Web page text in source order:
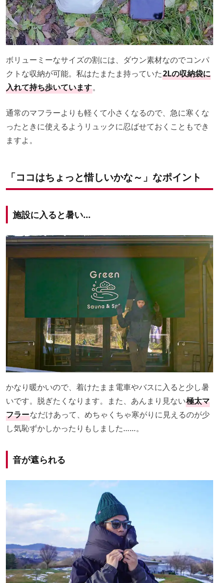
ボリューミーなサイズの割には、ダウン素材なのでコンパ
クトな収納が可能。私はたまたま持っていた2Lの収納袋に
入れて持ち歩いています。
通常のマフラーよりも軽くて小さくなるので、急に寒くな
ったときに使えるようリュックに忍ばせておくこともでき
ますよ。
「ココはちょっと惜しいかな～」なポイント
施設に入ると暑い…
かなり暖かいので、着けたまま電車やバスに入ると少し暑
いです。脱ぎたくなります。また、あんまり見ない極太マ
フラーなだけあって、めちゃくちゃ寒がりに見えるのが少
し気恥ずかしかったりもしました……。
音が遮られる